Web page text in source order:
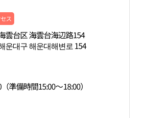
ス
雲台区 海雲台海辺路154
운대구 해운대해변로 154
準備時間15:00～18:00）